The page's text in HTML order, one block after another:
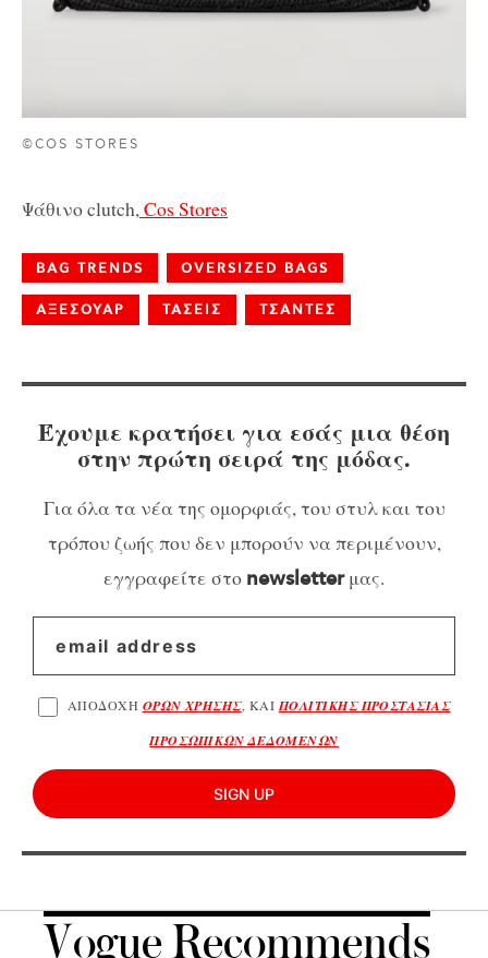
©COS STORES
Ψάθινο clutch,Cos Stores
BAG TRENDS OVERSIZED BAGS
ΑΞΕΣΟΥΑΡ ΤΑΣΕΙΣ ΤΣΑΝΤΕΣ
Έχουμε κρατήσει για εσάς μια θέση
στην πρώτη σειρά της μόδας.
Για όλα τα νέα της ομορφιάς, του στυλ και του
τρόπου ζωής που δεν μπορούν να περιμένουν,
εγγραφείτε στο newsletterμας.
ΑΠΟΔΟΧΗ ΟΡΩΝ ΧΡΗΣΗΣ, ΚΑΙΠΟΛΙΤΙΚΗΣ ΠΡΟΣΤΑΣΙΑΣ
ΠΡΟΣΩΠΙΚΩΝ ΔΕΔΟΜΕΝΩΝ
SIGN UP
Vogue Recommends